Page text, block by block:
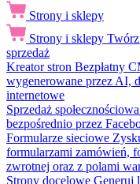
Strony i sklepy
Strony i sklepy
sprzedaż
Kreator stron Bezpłatny
wygenerowane przez AI,
internetowe
Sprzedaż społecznościowa
bezpośrednio przez
Formularze sieciowe
formularzami zamówień,
zwrotnej oraz z polami
Strony docelowe Generuj